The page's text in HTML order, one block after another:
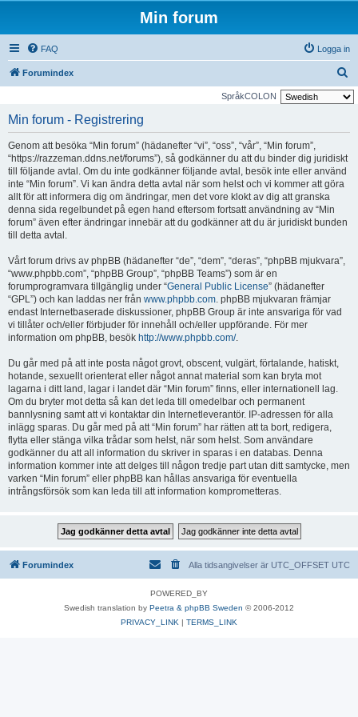
Min forum
FAQ Logga in
Forumindex
ö
SpråkCOLON
Min forum - Registrering
Genom att besöka “Min forum” (hädanefter “vi”, “oss”, “vår”, “Min forum”,
“https://razzeman.ddns.net/forums”), så godkänner du att du binder dig juridiskt
till följande avtal. Om du inte godkänner följande avtal, besök inte eller använd
inte “Min forum”. Vi kan ändra detta avtal när som helst och vi kommer att göra
allt för att informera dig om ändringar, men det vore klokt av dig att granska
denna sida regelbundet på egen hand eftersom fortsatt användning av “Min
forum” även efter ändringar innebär att du godkänner att du är juridiskt bunden
till detta avtal.
Vårt forum drivs av phpBB (hädanefter “de”, “dem”, “deras”, “phpBB mjukvara”,
“www.phpbb.com”, “phpBB Group”, “phpBB Teams”) som är en
forumprogramvara tillgänglig under “General Public License” (hädanefter
“GPL”) och kan laddas ner från www.phpbb.com. phpBB mjukvaran främjar
endast Internetbaserade diskussioner, phpBB Group är inte ansvariga för vad
vi tillåter och/eller förbjuder för innehåll och/eller uppförande. För mer
information om phpBB, besök http://www.phpbb.com/.
Du går med på att inte posta något grovt, obscent, vulgärt, förtalande, hatiskt,
hotande, sexuellt orienterat eller något annat material som kan bryta mot
lagarna i ditt land, lagar i landet där “Min forum” finns, eller internationell lag.
Om du bryter mot detta så kan det leda till omedelbar och permanent
bannlysning samt att vi kontaktar din Internetleverantör. IP-adressen för alla
inlägg sparas. Du går med på att “Min forum” har rätten att ta bort, redigera,
flytta eller stänga vilka trådar som helst, när som helst. Som användare
godkänner du att all information du skriver in sparas i en databas. Denna
information kommer inte att delges till någon tredje part utan ditt samtycke, men
varken “Min forum” eller phpBB kan hållas ansvariga för eventuella
intrångsförsök som kan leda till att information komprometteras.
Forumindex Alla tidsangivelser är UTC_OFFSET UTC
POWERED_BY
Swedish translation by Peetra & phpBB Sweden © 2006-2012
PRIVACY_LINK | TERMS_LINK